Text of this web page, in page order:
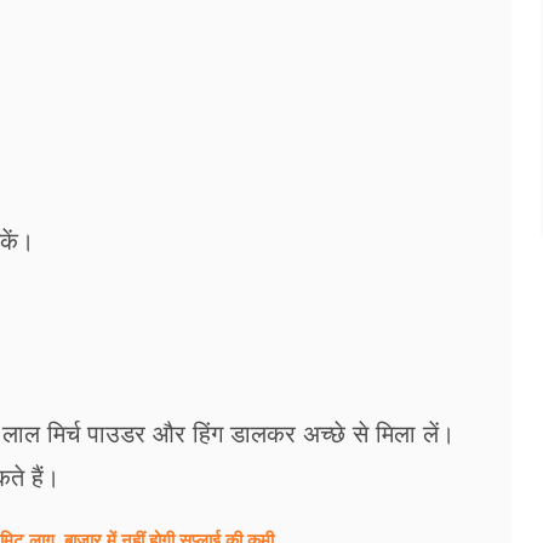
मिर्च पाउडर और हिंग डालकर अच्छे से मिला लें।
हैं।